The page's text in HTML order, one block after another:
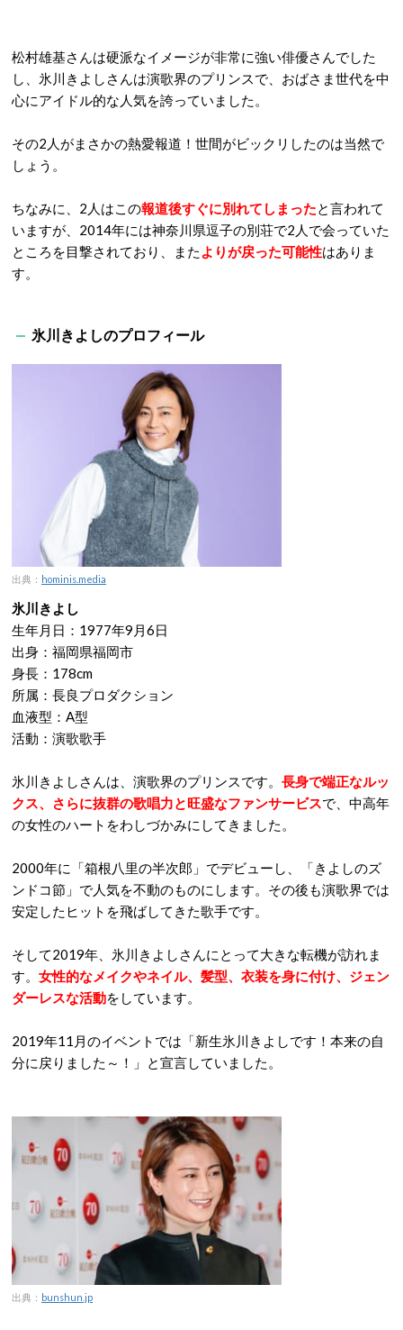
松村雄基さんは硬派なイメージが非常に強い俳優さんでした
し、氷川きよしさんは演歌界のプリンスで、おばさま世代を中
心にアイドル的な人気を誇っていました。
その2人がまさかの熱愛報道！世間がビックリしたのは当然で
しょう。
ちなみに、2人はこの報道後すぐに別れてしまった と言われて
いますが、2014年には神奈川県逗子の別荘で2人で会っていた
ところを目撃されており、また よりが戻った可能性はありま
す。
氷川きよしのプロフィール
出典： hominis.media
氷川きよし
生年月日：1977年9月6日
出身：福岡県福岡市
身長：178cm
所属：長良プロダクション
血液型：A型
活動：演歌歌手
氷川きよしさんは、演歌界のプリンスです。 長身で端正なルッ
クス、さらに抜群の歌唱力と旺盛なファンサービスで、中高年
の女性のハートをわしづかみにしてきました。
2000年に「箱根八里の半次郎」でデビューし、「きよしのズ
ンドコ節」で人気を不動のものにします。その後も演歌界では
安定したヒットを飛ばしてきた歌手です。
そして2019年、氷川きよしさんにとって大きな転機が訪れま
す。 女性的なメイクやネイル、髪型、衣装を身に付け、ジェン
ダーレスな活動をしています。
2019年11月のイベントでは「新生氷川きよしです！本来の自
分に戻りました～！」と宣言していました。
出典： bunshun.jp